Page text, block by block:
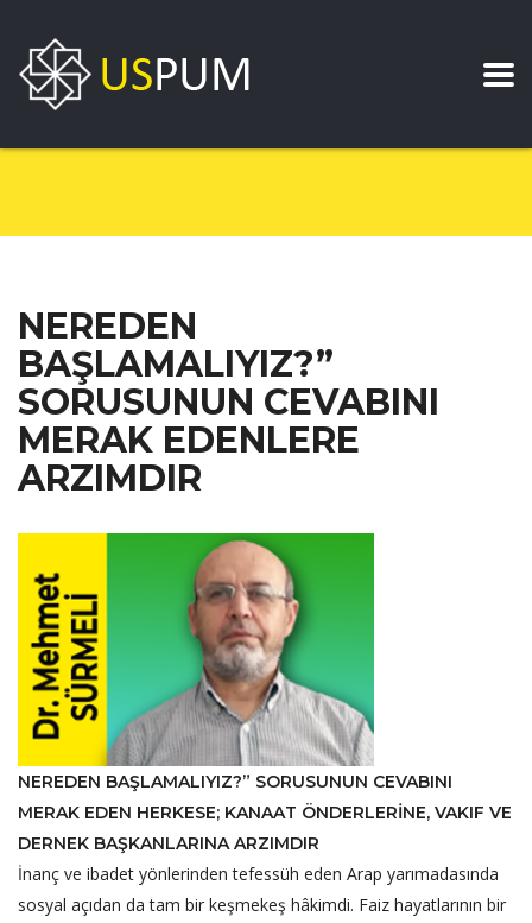
NEREDEN
BAŞLAMALIYIZ?”
SORUSUNUN CEVABINI
MERAK EDENLERE
ARZIMDIR
NEREDEN BAŞLAMALIYIZ?” SORUSUNUN CEVABINI
MERAK EDEN HERKESE; KANAAT ÖNDERLERİNE, VAKIF VE
DERNEK BAŞKANLARINA ARZIMDIR
İnanç ve ibadet yönlerinden tefessüh eden Arap yarımadasında
sosyal açıdan da tam bir keşmekeş hâkimdi. Faiz hayatlarının bir